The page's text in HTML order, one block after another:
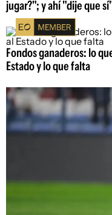
jugar?"; y ahí "dije que
Fondos ganaderos: lo
Estado y lo que falta